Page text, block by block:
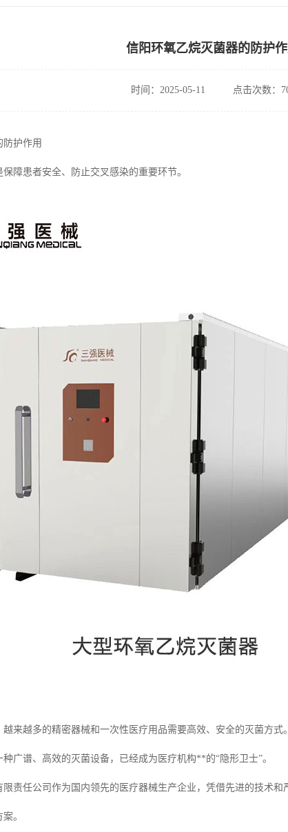
信阳环氧乙烷灭菌器的防护
时间：2025-05-11 点击次数：
防护作用
障患者安全、防止交叉感染的重要环节。
越来越多的精密器械和一次性医疗用品需要高效、安全的灭菌方式
广谱、高效的灭菌设备，已经成为医疗机构**的“隐形卫士”。
责任公司作为国内领先的医疗器械生产企业，凭借先进的技术
。